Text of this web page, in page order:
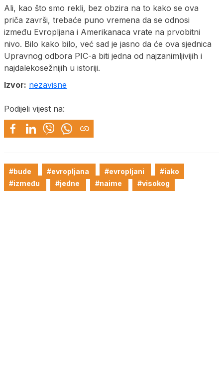
Ali, kao što smo rekli, bez obzira na to kako se ova
priča završi, trebaće puno vremena da se odnosi
između Evropljana i Amerikanaca vrate na prvobitni
nivo. Bilo kako bilo, već sad je jasno da će ova sjednica
Upravnog odbora PIC-a biti jedna od najzanimljivijih i
najdalekosežnijih u istoriji.
Izvor: nezavisne
Podijeli vijest na:
#bude #evropljana #evropljani
#iako
#između
#jedne #naime #visokog